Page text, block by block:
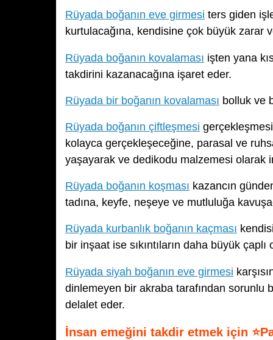
Rüyada boğanın eve girmesi ters giden
kurtulacağına, kendisine çok büyük zarar
Rüyada boğanın kovalaması işten yana
takdirini kazanacağına işaret eder.
Rüyada bir boğanın kovalaması bolluk ve
Rüyada boğanın çiftleşmesi
kolayca gerçekleşeceğine, parasal ve
yaşayarak ve dedikodu malzemesi olarak
Rüyada boğanın koşması kazancın
tadına, keyfe, neşeye ve mutluluğa
Rüyada kurbanlık boğanın kaçması
bir inşaat ise sıkıntıların daha büyük
Rüyada siyah boğanın eve girmesi
dinlemeyen bir akraba tarafından sorunlu
delalet eder.
İnsan emeğini takdir etmek için